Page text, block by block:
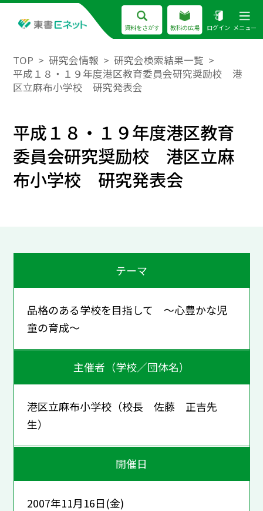
資料をさがす 教科の広場 ログイン メニュー
TOP 研究会情報
研究会検索結果一覧
平成１８・１９年度港区教育委員会研究奨励校 港
区立麻布小学校 研究発表会
平成１８・１９年度港区教育
委員会研究奨励校 港区立麻
布小学校 研究発表会
テーマ
品格のある学校を目指して ～心豊かな児
童の育成～
主催者（学校／団体名）
港区立麻布小学校（校長 佐藤 正吉先
生）
開催日
2007年11月16日(金)